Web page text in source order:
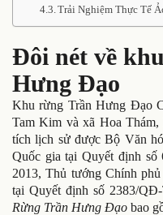
Trải Nghiệm Thực Tế
Đôi nét về
Hưng Đạo
Khu rừng Trần Hưng Đạo
Tam Kim và xã Hoa
tích lịch sử được Bộ Văn
Quốc gia tại Quyết định
2013, Thủ tướng Chính
tại Quyết định số 2383/
Rừng Trần Hưng Đạo bao